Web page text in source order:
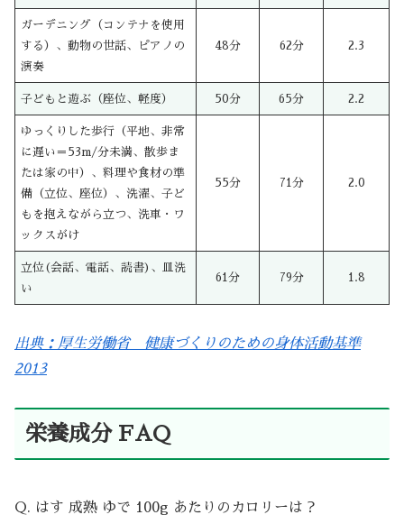
ガーデニング（コンテナを使用
する）、動物の世話、ピアノの
演奏
48分 62分 2.3
子どもと遊ぶ（座位、軽度） 50分 65分 2.2
ゆっくりした歩行（平地、非常
に遅い＝53m/分未満、散歩ま
たは家の中）、料理や食材の準
備（立位、座位）、洗濯、子ど
もを抱えながら立つ、洗車・ワ
ックスがけ
55分 71分 2.0
立位(会話、電話、読書)、皿洗
い
61分 79分 1.8
出典：厚生労働省 健康づくりのための身体活動基準
2013
栄養成分 FAQ
Q. はす 成熟 ゆで 100g あたりのカロリーは？